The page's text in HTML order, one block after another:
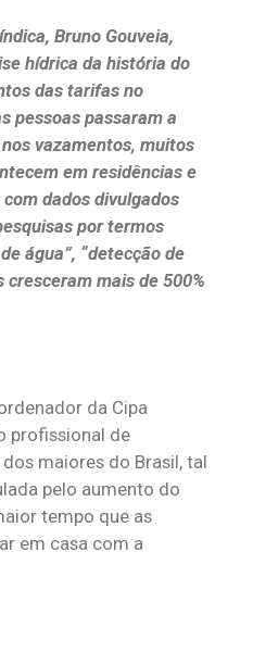
Bruno Gouveia,
hídrica da história do
das tarifas no
pessoas passaram a
vazamentos, muitos
em residências e
dados divulgados
por termos
água”, “detecção de
mais de 500%
da Cipa
profissional de
maiores do Brasil, tal
pelo aumento do
tempo que as
em casa com a